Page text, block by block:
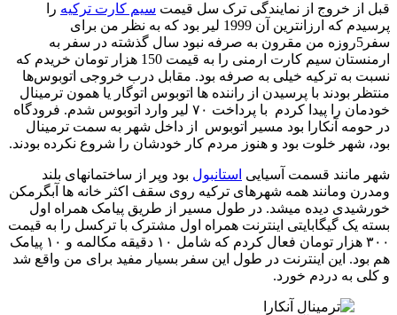
قبل از خروج از نمایندگی ترک سل قیمت سیم کارت ترکیه را
پرسیدم که ارزانترین آن 1999 لیر بود که به نظر من برای
سفر5روزه من مقرون به صرفه نبود سال گذشته در سفر به
ارمنستان سیم کارت ارمنی را به قیمت 150 هزار تومان خریدم که
نسبت به ترکیه خیلی به صرفه بود. مقابل درب خروجی اتوبوس‌ها
منتظر بودند با پرسیدن از راننده ها اتوبوس اتوگار یا همون ترمینال
خودمان را پیدا کردم با پرداخت ۷۰ لیر وارد اتوبوس شدم. فرودگاه
در حومه آنکارا بود مسیر اتوبوس از داخل شهر به سمت ترمینال
بود، شهر خلوت بود و هنوز مردم کار خودشان را شروع نکرده بودند.
شهر مانند قسمت آسیایی استانبول بود وپر از ساختمانهای بلند
ومدرن ومانند همه شهرهای ترکیه روی سقف اکثر خانه ها آبگرمکن
خورشیدی دیده میشد. در طول مسیر از طریق پیامک همراه اول
بسته یک گیگابایتی اینترنت همراه اول مشترک با ترکسل را به قیمت
۳۰۰ هزار تومان فعال کردم که شامل ۱۰ دقیقه مکالمه و ۱۰ پیامک
هم بود. این اینترنت در طول این سفر بسیار مفید برای من واقع شد
و کلی به دردم خورد.